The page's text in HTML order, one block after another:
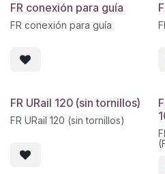
FR conexión para guía
FR conexión para guía
FR URail 120 (sin tornillos)
FR URail 120 (sin tornillos)